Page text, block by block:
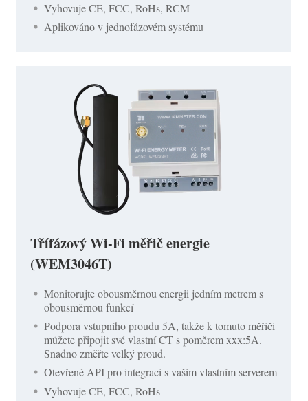
Vyhovuje CE, FCC, RoHs, RCM
Aplikováno v jednofázovém systému
Třífázový Wi-Fi měřič energie
(WEM3046T)
Monitorujte obousměrnou energii jedním metrem s
obousměrnou funkcí
Podpora vstupního proudu 5A, takže k tomuto měřiči
můžete připojit své vlastní CT s poměrem xxx:5A.
Snadno změřte velký proud.
Otevřené API pro integraci s vaším vlastním serverem
Vyhovuje CE, FCC, RoHs